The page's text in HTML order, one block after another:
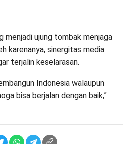
menjadi ujung tombak menjaga
karenanya, sinergitas media
terjalin keselarasan.
Indonesia walaupun
bisa berjalan dengan baik,”